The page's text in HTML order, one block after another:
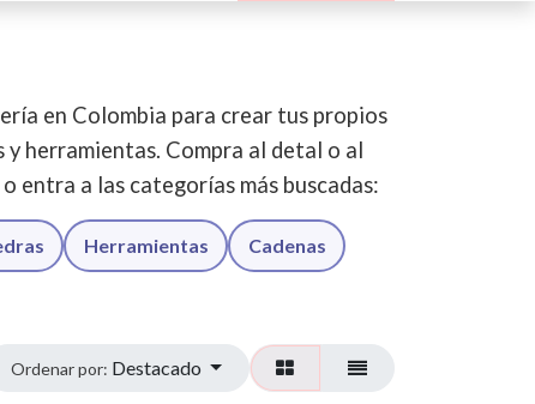
en Colombia para crear tus propios
herramientas. Compra al detal o al
entra a las categorías más buscadas:
Herramientas Cadenas
Ordenar por: Destacado